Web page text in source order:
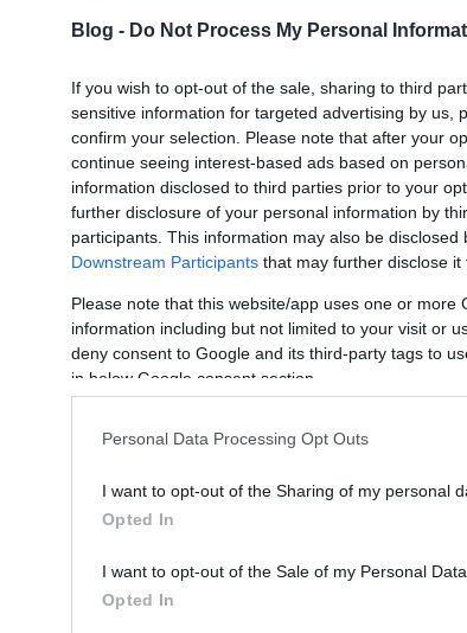
Blog - Do Not Process My Personal
If you wish to opt-out of the sale, sharing to third
sensitive information for targeted advertising by us,
confirm your selection. Please note that after your
continue seeing interest-based ads based on
information disclosed to third parties prior to your
further disclosure of your personal information by
participants. This information may also be
Downstream Participants that may further disclose it
Please note that this website/app uses one or
information including but not limited to your visit or
deny consent to Google and its third-party tags to
in below Google consent section.
Personal Data Processing Opt Outs
I want to opt-out of the Sharing of my personal
Opted In
I want to opt-out of the Sale of my Personal Data.
Opted In